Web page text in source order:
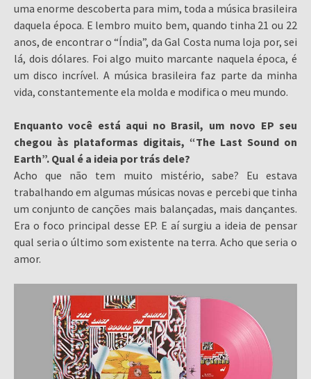
uma enorme descoberta para mim, toda a música brasileira
daquela época. E lembro muito bem, quando tinha 21 ou 22
anos, de encontrar o “Índia”, da Gal Costa numa loja por, sei
lá, dois dólares. Foi algo muito marcante naquela época, é
um disco incrível. A música brasileira faz parte da minha
vida, constantemente ela molda e modifica o meu mundo.
Enquanto você está aqui no Brasil, um novo EP seu
chegou às plataformas digitais, “The Last Sound on
Earth”. Qual é a ideia por trás dele?
Acho que não tem muito mistério, sabe? Eu estava
trabalhando em algumas músicas novas e percebi que tinha
um conjunto de canções mais balançadas, mais dançantes.
Era o foco principal desse EP. E aí surgiu a ideia de pensar
qual seria o último som existente na terra. Acho que seria o
amor.